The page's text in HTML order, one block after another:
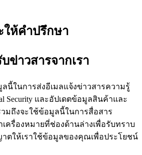
ห้คำปรึกษา
ข่าวสารจากเรา
ลนี้ในการส่งอีเมลแจ้งข่าวสารความรู้
Security และอัปเดตข้อมูลสินค้าและ
วมถึงจะใช้ข้อมูลนี้ในการสื่อสาร
ครื่องหมายที่ช่องด้านล่างเพื่อรับทราบ
ตให้เราใช้ข้อมูลของคุณเพื่อประโยชน์